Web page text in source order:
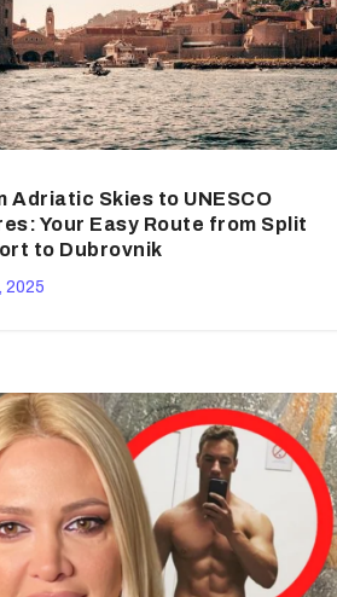
Adriatic Skies to UNESCO
Your Easy Route from Split
to Dubrovnik
2025